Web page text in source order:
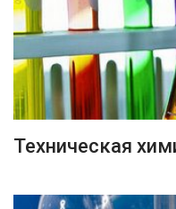
Техническая